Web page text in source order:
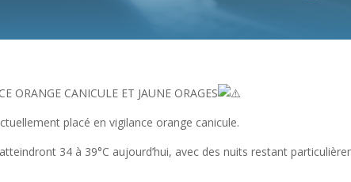
ORANGE CANICULE ET JAUNE ORAGES
placé en vigilance orange canicule.
34 à 39°C aujourd’hui, avec des nuits restant